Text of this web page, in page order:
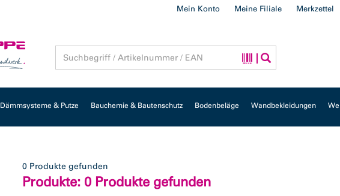
Mein Konto Meine Filiale Merkzettel
Dämmsysteme & Putze Bauchemie & Bautenschutz Bodenbeläge Wandbekleidungen
0 Produkte gefunden
Produkte: 0 Produkte gefunden